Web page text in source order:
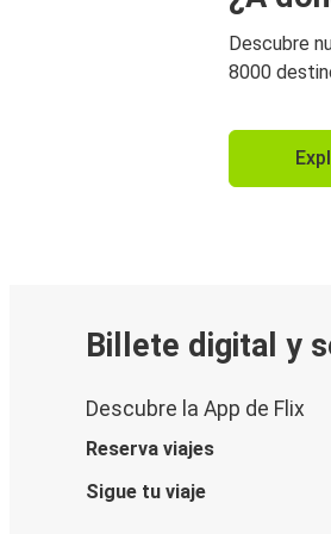
Descubre
8000
Billete digital y
Descubre la App de Flix
Reserva viajes
Sigue tu viaje